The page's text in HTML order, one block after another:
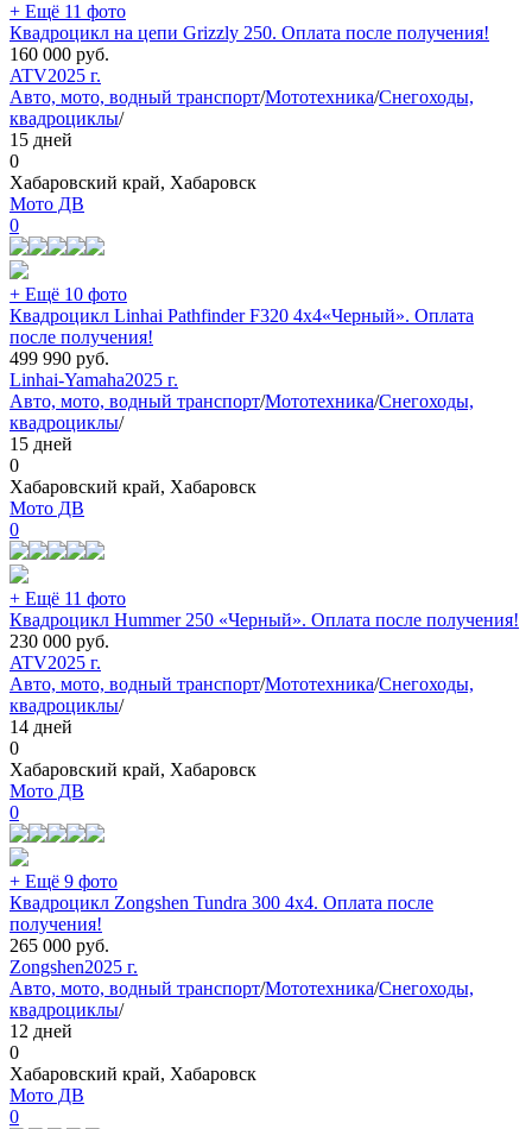
+ Ещё 11 фото
Квадроцикл на цепи Grizzly 250. Оплата после получения!
160 000 руб.
ATV2025 г.
Авто, мото, водный транспорт/Мототехника/Снегоходы,
квадроциклы/
15 дней
0
Хабаровский край, Хабаровск
Мото ДВ
0
+ Ещё 10 фото
Квадроцикл Linhai Pathfinder F320 4х4«Черный». Оплата
после получения!
499 990 руб.
Linhai-Yamaha2025 г.
Авто, мото, водный транспорт/Мототехника/Снегоходы,
квадроциклы/
15 дней
0
Хабаровский край, Хабаровск
Мото ДВ
0
+ Ещё 11 фото
Квадроцикл Hummer 250 «Черный». Оплата после получения!
230 000 руб.
ATV2025 г.
Авто, мото, водный транспорт/Мототехника/Снегоходы,
квадроциклы/
14 дней
0
Хабаровский край, Хабаровск
Мото ДВ
0
+ Ещё 9 фото
Квадроцикл Zongshen Tundra 300 4х4. Оплата после
получения!
265 000 руб.
Zongshen2025 г.
Авто, мото, водный транспорт/Мототехника/Снегоходы,
квадроциклы/
12 дней
0
Хабаровский край, Хабаровск
Мото ДВ
0